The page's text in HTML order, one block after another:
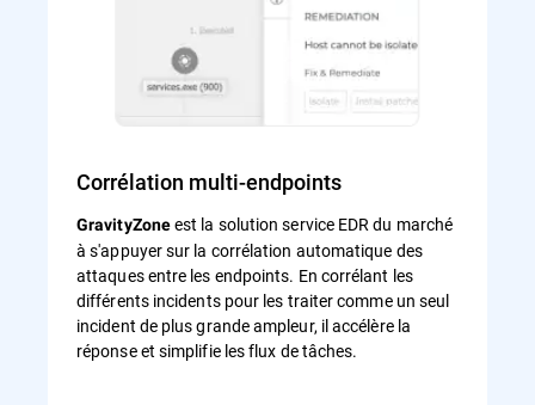
Corrélation multi-endpoints
GravityZoneest la solution service EDR du marché
à s'appuyer sur la corrélation automatique des
attaques entre les endpoints. En corrélant les
différents incidents pour les traiter comme un seul
incident de plus grande ampleur, il accélère la
réponse et simplifie les flux de tâches.